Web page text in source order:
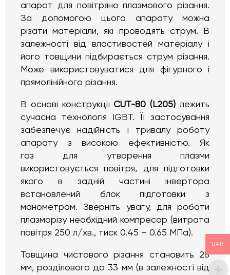
апарат для повітряно плазмового різання.
За допомогою цього апарату можна
різати матеріали, які проводять струм. В
залежності від властивостей матеріалу і
його товщини підбирається струм різання.
Може використовуватися для фігурного і
прямолінійного різання.
В основі конструкціїCUT-80 (L205) лежить
сучасна технологія IGBT. Її застосування
забезпечує надійність і тривалу роботу
апарату з високою ефективністю. Як
газ для утворення плазми
використовується повітря, для підготовки
якого в задній частині інвертора
встановлений блок підготовки з
манометром. Зверніть увагу, для роботи
плазморізу необхідний компресор (витрата
повітря 250 л/хв., тиск 0.45 – 0.65 МПа).
Товщина чистового різання становить 28
мм, розділового до 33 мм (в залежності від
UAH